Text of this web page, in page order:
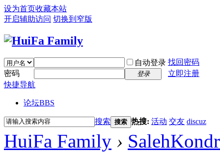
设为首页收藏本站
开启辅助访问 切换到窄版
自动登录 找回密码
密码
登录
立即注册
快捷导航
论坛BBS
搜索 搜索 热搜: 活动 交友 discuz
HuiFa Family ›